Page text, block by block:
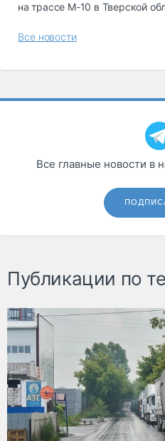
на трассе М-10 в Тверской
Все новости
Все главные новости в
Публикации по